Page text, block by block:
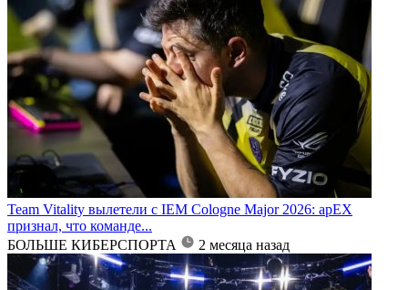
Team Vitality вылетели с IEM Cologne Major 2026: apEX
признал, что команде...
БОЛЬШЕ КИБЕРСПОРТА
2 месяца назад